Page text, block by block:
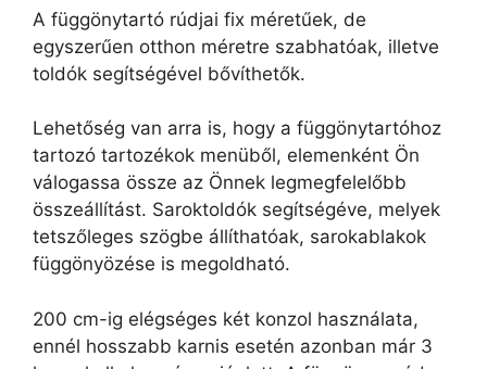
A függönytartó rúdjai fix méretűek, de
egyszerűen otthon méretre szabhatóak, illetve
toldók segítségével bővíthetők.
Lehetőség van arra is, hogy a függönytartóhoz
tartozó tartozékok menüből, elemenként Ön
válogassa össze az Önnek legmegfelelőbb
összeállítást. Saroktoldók segítségéve, melyek
tetszőleges szögbe állíthatóak, sarokablakok
függönyözése is megoldható.
200 cm-ig elégséges két konzol használata,
ennél hosszabb karnis esetén azonban már 3